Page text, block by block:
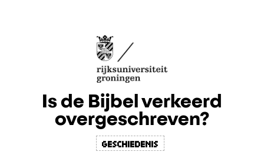
Is de Bijbel verkeerd
overgeschreven?
geschiedenis